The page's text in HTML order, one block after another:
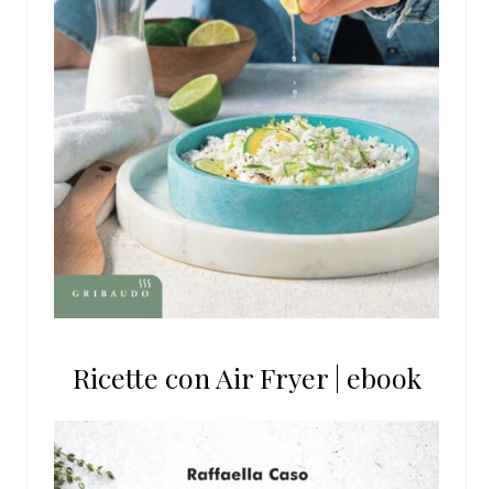
Ricette con Air Fryer | ebook